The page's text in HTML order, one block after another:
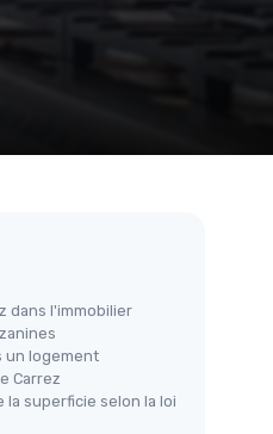
dans l'immobilier
un logement
Carrez
superficie selon la loi